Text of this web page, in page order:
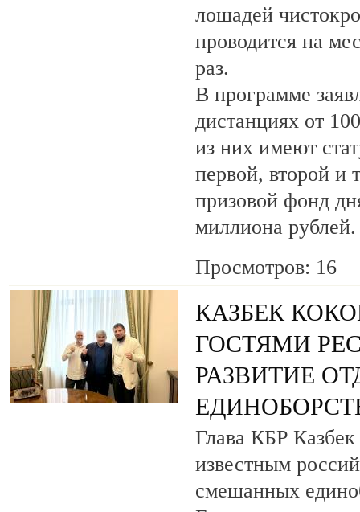
лошадей
проводится на
раз.
В программе
дистанциях от
из них имеют
первой, второй и
призовой фонд
миллиона рублей.
Просмотров: 16
КАЗБЕК
ГОСТЯМИ
РАЗВИТИЕ
Глава КБР Казбек
известным
смешанных